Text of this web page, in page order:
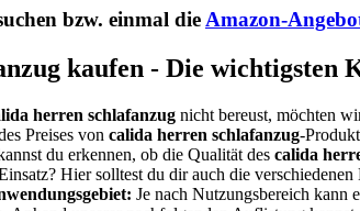
bzw. einmal die Amazon-
kaufen - Die
herren schlafanzug nicht bereust, möchten
Preises von calida herren schlafanzug-
du erkennen, ob die Qualität des calida
Hier solltest du dir auch die
Je nach Nutzungsbereich kann